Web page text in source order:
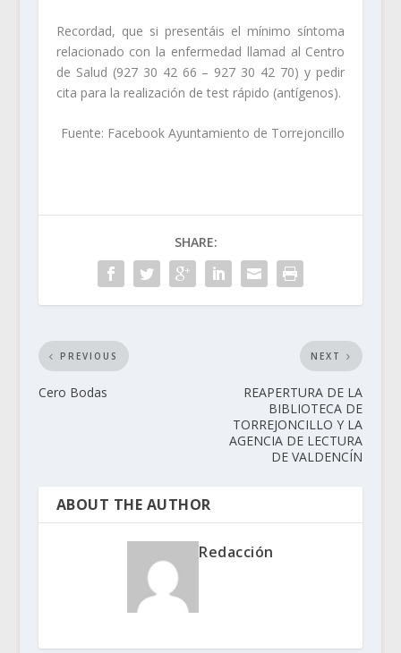
Recordad, que si presentáis el mínimo síntoma
relacionado con la enfermedad llamad al Centro
de Salud (927 30 42 66 – 927 30 42 70) y pedir
cita para la realización de test rápido (antígenos).
Fuente: Facebook Ayuntamiento de Torrejoncillo
SHARE:
PREVIOUS
Cero Bodas
NEXT
REAPERTURA DE LA
BIBLIOTECA DE
TORREJONCILLO Y LA
AGENCIA DE LECTURA
DE VALDENCÍN
ABOUT THE AUTHOR
Redacción